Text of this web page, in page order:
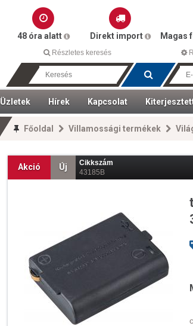
48 óra alatt Direkt import Magas
Részletes keresés
Üzletek Hírek Kapcsolat
Főoldal Villamossági termékek
Akció Új
Cikkszám
43185B